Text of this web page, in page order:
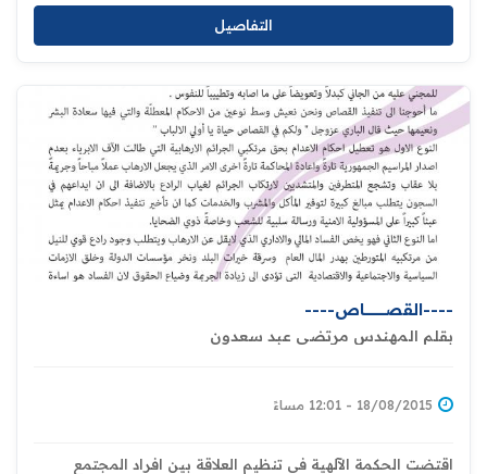
التفاصيل
----القصــــــــــــــــــاص----
بقلم المهندس مرتضى عبد سعدون
18/08/2015 - 12:01 مساءً
اقتضت الحكمة الآلهية في تنظيم العلاقة بين افراد المجتمع